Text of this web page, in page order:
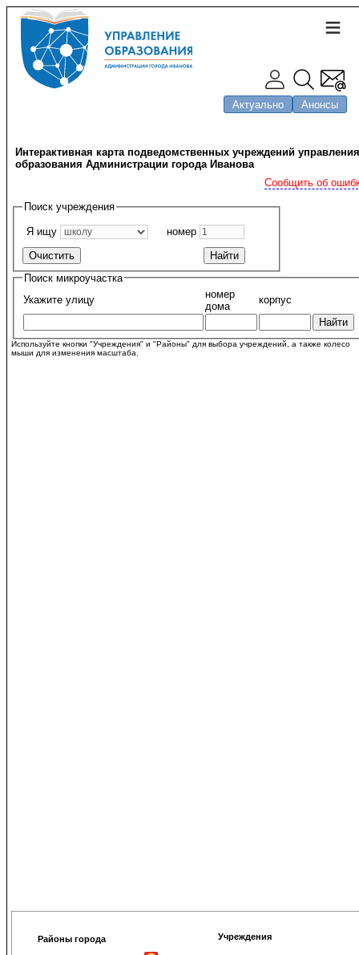
Актуально Анонсы
Интерактивная карта подведомственных учреждений управления
образования Администрации города Иванова
Сообщить об
Поиск учреждения
Я ищу номер
Поиск микроучастка
Укажите улицу
номер
дома
корпус
Используйте кнопки "Учреждения" и "Районы" для выбора учреждений, а также колесо
мыши для изменения масштаба.
Районы города Учреждения